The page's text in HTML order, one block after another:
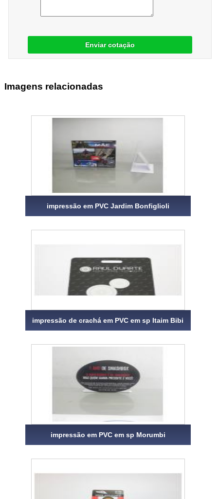
Enviar cotação
Imagens relacionadas
impressão em PVC Jardim Bonfiglioli
impressão de crachá em PVC em sp Itaim Bibi
impressão em PVC em sp Morumbi